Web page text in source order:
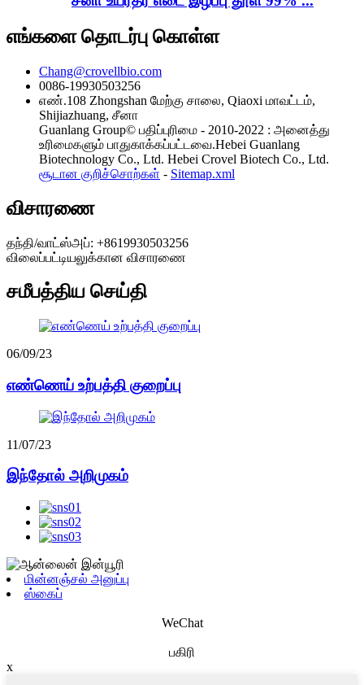
எங்களை தொடர்பு கொள்ள
Chang@crovellbio.com
0086-19930503256
எண்.108 Zhongshan மேற்கு சாலை, Qiaoxi மாவட்டம்,
Shijiazhuang, சீனா
Guanlang Group© பதிப்புரிமை - 2010-2022 : அனைத்து
உரிமைகளும் பாதுகாக்கப்பட்டவை.Hebei Guanlang
Biotechnology Co., Ltd. Hebei Crovel Biotech Co., Ltd.
சூடான குறிச்சொற்கள் - Sitemap.xml
விசாரணை
தந்தி/வாட்ஸ்அப்: +8619930503256
விலைப்பட்டியலுக்கான விசாரணை
சமீபத்திய செய்தி
06/09/23
எண்ணெய் உற்பத்தி குறைப்பு
11/07/23
இந்தோல் அறிமுகம்
மின்னஞ்சல் அனுப்பு
ஸ்கைப்
WeChat
பகிரி
x